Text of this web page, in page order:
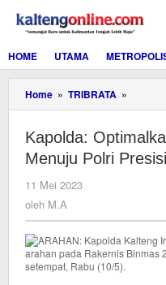
konten
HOME
UTAMA
Home » TRIBRATA »
Menuju
Polri
Kapolda:
Menuju Polri Presisi
11 Mei 2023
oleh M.A